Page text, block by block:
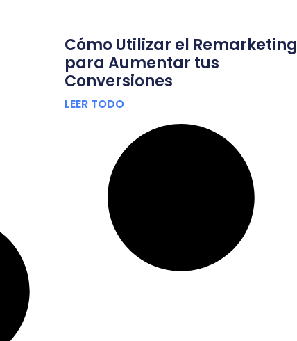
Cómo Utilizar el Remarketing
para Aumentar tus
Conversiones
LEER TODO